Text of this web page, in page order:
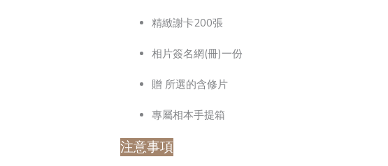
精緻謝卡200張
相片簽名網(冊)一份
贈 所選的含修片
專屬相本手提箱
注意事項